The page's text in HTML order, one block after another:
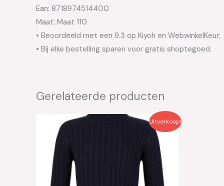
Ean: 8718974514400
Maat: Maat 110
• Beoordeeld met een 9.3 op Kiyoh en WebwinkelKeur;
• Bij elke bestelling sparen voor gratis shoptegoed.
Gerelateerde producten
Uitverkoop!
Oorspronkelijke
prijs
Huidige